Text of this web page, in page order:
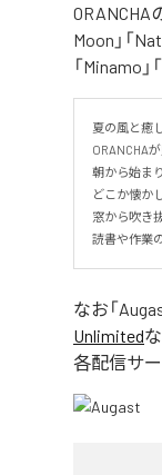
ORANCHA
Moon」「
「Minamo
夏の風と癒
ORANCHA
朝から始ま
どこか懐か
窓から吹き
読書や作業
なお「
Unlimited
各配信サ